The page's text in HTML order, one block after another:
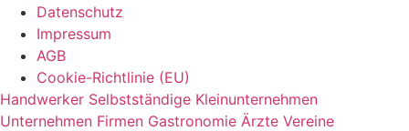
Datenschutz
Impressum
AGB
Cookie-Richtlinie (EU)
Handwerker Selbstständige Kleinunternehmen
Unternehmen Firmen Gastronomie Ärzte Vereine